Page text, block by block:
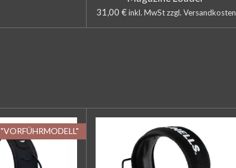
31,00 € inkl. MwSt zzgl. Versandkosten
"VORFÜHRMODELL"